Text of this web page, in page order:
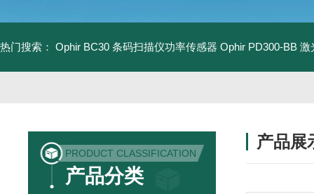
热门搜索： Ophir BC30 条码扫描仪功率传感器 Ophir PD300-BB
PRODUCT CLASSIFICATION
产品分类
产品展